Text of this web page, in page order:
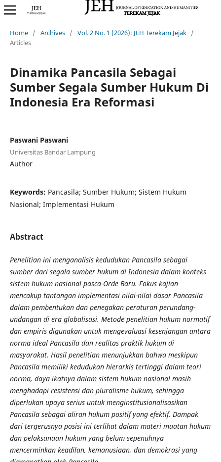
Home / Archives / Vol. 2 No. 1 (2026): JEH Terekam Jejak /
Articles
Dinamika Pancasila Sebagai
Sumber Segala Sumber Hukum Di
Indonesia Era Reformasi
Paswani Paswani
Universitas Bandar Lampung
Author
Keywords: Pancasila; Sumber Hukum; Sistem Hukum
Nasional; Implementasi Hukum
Abstract
Penelitian ini menganalisis kedudukan Pancasila sebagai
sumber dari segala sumber hukum di Indonesia dalam konteks
sistem hukum nasional pasca-Orde Baru. Fokus kajian
mencakup tantangan implementasi nilai-nilai dasar Pancasila
dalam pembentukan dan penegakan peraturan perundang-
undangan di era globalisasi. Metode penelitian hukum normatif
dan empiris digunakan untuk mengevaluasi kesenjangan antara
norma ideal Pancasila dan realitas praktik hukum di
masyarakat. Hasil penelitian menunjukkan bahwa meskipun
Pancasila memiliki kedudukan hierarkis tertinggi dalam teori
norma, daya ikatnya dalam sistem hukum nasional masih
menghadapi resistensi dan pluralisme hukum, sehingga
diperlukan upaya serius untuk menginstitusionalisasikan
Pancasila sebagai aliran hukum positif yang efektif. Dampak
dari tergerusnya posisi ini terlihat dalam materi muatan hukum
dan pelaksanaan hukum yang belum sepenuhnya
mencerminkan keadilan, kemanusiaan, dan demokrasi yang